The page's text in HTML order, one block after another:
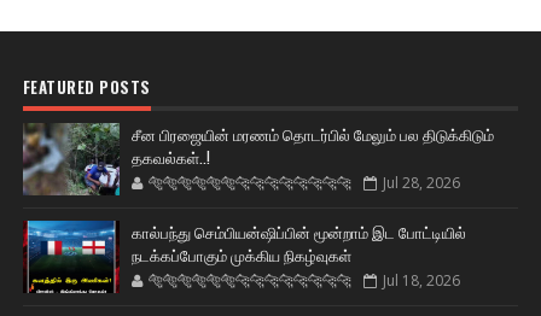
FEATURED POSTS
சீன பிரஜையின் மரணம் தொடர்பில் மேலும் பல திடுக்கிடும்
தகவல்கள்..!
🐅🐅🐅🐅🐅🐅🐆🐆🐆🐆🐆🐆🐆🐆 Jul 28, 2026
கால்பந்து செம்பியன்ஷிப்பின் மூன்றாம் இட போட்டியில்
நடக்கப்போகும் முக்கிய நிகழ்வுகள்
🐅🐅🐅🐅🐅🐅🐆🐆🐆🐆🐆🐆🐆🐆 Jul 18, 2026